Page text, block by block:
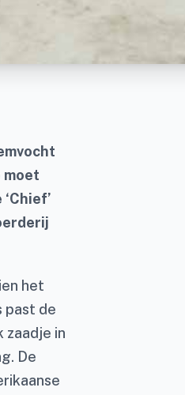
moet
‘Chief’
het
past de
zaadje in
De